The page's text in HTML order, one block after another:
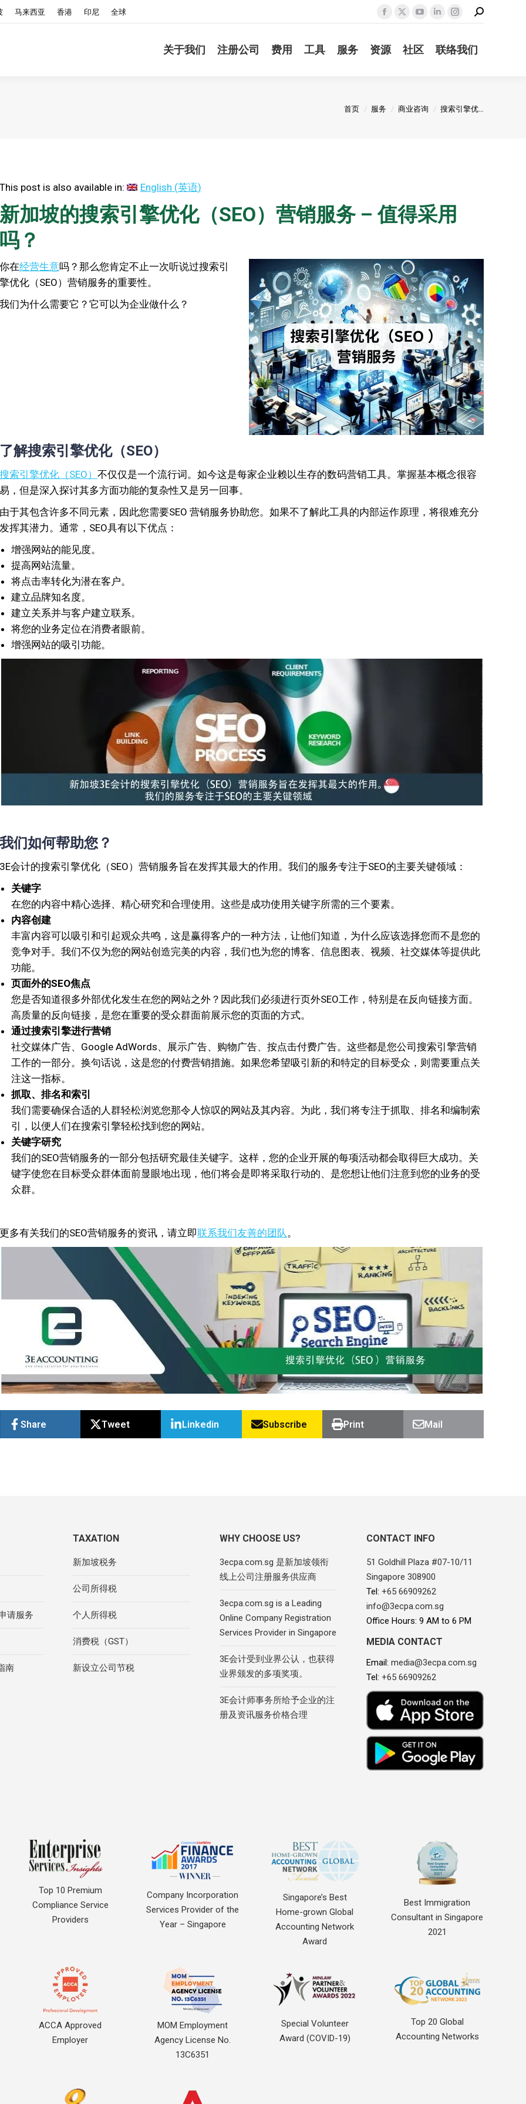
马来西亚 香港 印尼 全球
Facebook
opens
X
opens
YouTube
opens
Linkedin
opens
Instagram
opens
Search:
关于我们 注册公司 费用 工具 服务 资源 社区 联络我们
您在这里：
首页 服务 商业咨询 搜索引擎优…
This post is also available in: English (英语)
新加坡的搜索引擎优化（SEO）营销服务 – 值得采用
吗？
你在经营生意吗？那么您肯定不止一次听说过搜索引
擎优化（SEO）营销服务的重要性。
我们为什么需要它？它可以为企业做什么？
了解搜索引擎优化（SEO）
搜索引擎优化（SEO） 不仅仅是一个流行词。如今这是每家企业赖以生存的数码营销工具。掌握基本概念很容
易，但是深入探讨其多方面功能的复杂性又是另一回事。
由于其包含许多不同元素，因此您需要SEO 营销服务协助您。如果不了解此工具的内部运作原理，将很难充分
发挥其潜力。通常，SEO具有以下优点：
增强网站的能见度。
提高网站流量。
将点击率转化为潜在客户。
建立品牌知名度。
建立关系并与客户建立联系。
将您的业务定位在消费者眼前。
增强网站的吸引功能。
我们如何帮助您？
3E会计的搜索引擎优化（SEO）营销服务旨在发挥其最大的作用。我们的服务专注于SEO的主要关键领域：
关键字
在您的内容中精心选择、精心研究和合理使用。这些是成功使用关键字所需的三个要素。
内容创建
丰富内容可以吸引和引起观众共鸣，这是赢得客户的一种方法，让他们知道，为什么应该选择您而不是您的
竞争对手。我们不仅为您的网站创造完美的内容，我们也为您的博客、信息图表、视频、社交媒体等提供此
功能。
页面外的SEO焦点
您是否知道很多外部优化发生在您的网站之外？因此我们必须进行页外SEO工作，特别是在反向链接方面。
高质量的反向链接，是您在重要的受众群面前展示您的页面的方式。
通过搜索引擎进行营销
社交媒体广告、Google AdWords、展示广告、购物广告、按点击付费广告。这些都是您公司搜索引擎营销
工作的一部分。换句话说，这是您的付费营销措施。如果您希望吸引新的和特定的目标受众，则需要重点关
注这一指标。
抓取、排名和索引
我们需要确保合适的人群轻松浏览您那令人惊叹的网站及其内容。为此，我们将专注于抓取、排名和编制索
引，以便人们在搜索引擎轻松找到您的网站。
关键字研究
我们的SEO营销服务的一部分包括研究最佳关键字。这样，您的企业开展的每项活动都会取得巨大成功。关
键字使您在目标受众群体面前显眼地出现，他们将会是即将采取行动的、是您想让他们注意到您的业务的受
众群。
更多有关我们的SEO营销服务的资讯，请立即联系我们友善的团队。
Share Tweet Linkedin Subscribe Print Mail
请服务
南
TAXATION
新加坡税务
公司所得税
个人所得税
消费税（GST）
新设立公司节税
WHY CHOOSE US?
3ecpa.com.sg 是新加坡领衔
线上公司注册服务供应商
3ecpa.com.sg is a Leading
Online Company Registration
Services Provider in Singapore
3E会计受到业界公认，也获得
业界颁发的多项奖项。
3E会计师事务所给予企业的注
册及资讯服务价格合理
CONTACT INFO
51 Goldhill Plaza #07-10/11
Singapore 308900
Tel: +65 66909262
info@3ecpa.com.sg
Office Hours: 9 AM to 6 PM
MEDIA CONTACT
Email: media@3ecpa.com.sg
Tel: +65 66909262
Top 10 Premium
Compliance Service
Providers
Company Incorporation
Services Provider of the
Year – Singapore
Singapore’s Best
Home-grown Global
Accounting Network
Award
Best Immigration
Consultant in Singapore
2021
ACCA Approved
Employer
MOM Employment
Agency License No.
13C6351
Special Volunteer
Award (COVID-19)
Top 20 Global
Accounting Networks